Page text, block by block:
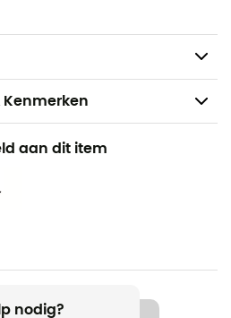
uittrekken
rits voor veilige opbergruimte
/ Hardlopen / Trekking
aan dit item
nodig?